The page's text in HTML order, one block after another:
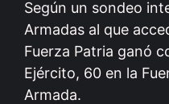
Según un sondeo
Armadas al que
Fuerza Patria ganó
Ejército, 60 en la
Armada.